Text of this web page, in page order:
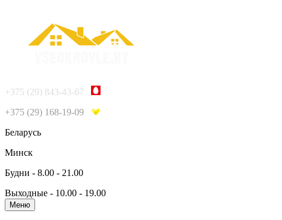
+375 (29) 843-43-67
+375 (29) 168-19-09
Беларусь
Минск
Будни - 8.00 - 21.00
Выходные - 10.00 - 19.00
Меню